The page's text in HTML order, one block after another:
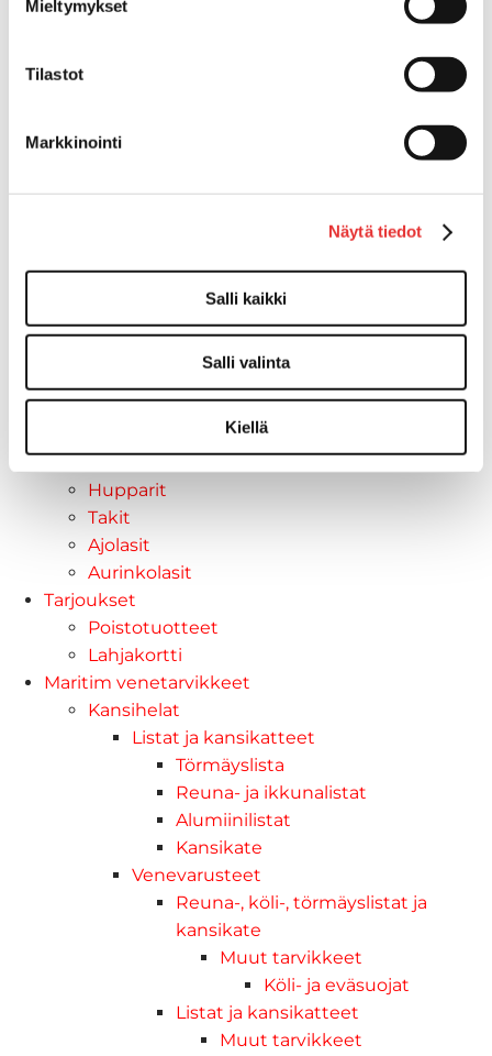
Mieltymykset
Tilastot
Markkinointi
Näytä tiedot
Salli kaikki
Salli valinta
Kiellä
Piha ja puutarha
STIGA ajoleikkurit
STIGA ruohonleikkurit
STIGA robottileikkurit
STIGA lumilingot
Hupparit
Takit
Ajolasit
Aurinkolasit
Tarjoukset
Poistotuotteet
Lahjakortti
Maritim venetarvikkeet
Kansihelat
Listat ja kansikatteet
Törmäyslista
Reuna- ja ikkunalistat
Alumiinilistat
Kansikate
Venevarusteet
Reuna-, köli-, törmäyslistat ja
kansikate
Muut tarvikkeet
Köli- ja eväsuojat
Listat ja kansikatteet
Muut tarvikkeet